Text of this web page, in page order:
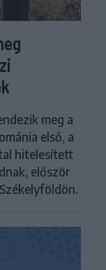
meg a
első, a
hitelesített
először